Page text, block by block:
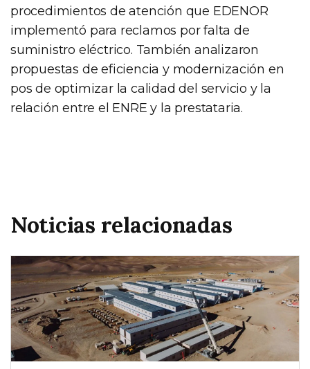
procedimientos de atención que EDENOR
implementó para reclamos por falta de
suministro eléctrico. También analizaron
propuestas de eficiencia y modernización en
pos de optimizar la calidad del servicio y la
relación entre el ENRE y la prestataria.
Noticias relacionadas